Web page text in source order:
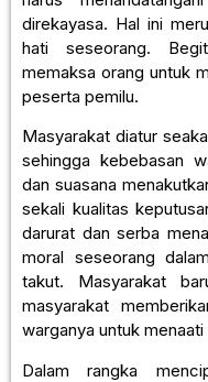
direkayasa. Hal ini
hati seseorang.
memaksa orang untuk
peserta pemilu.
Masyarakat diatur
sehingga kebebasan
dan suasana
sekali kualitas
darurat dan serba
moral seseorang
takut. Masyarakat
masyarakat
warganya untuk menaati
Dalam rangka